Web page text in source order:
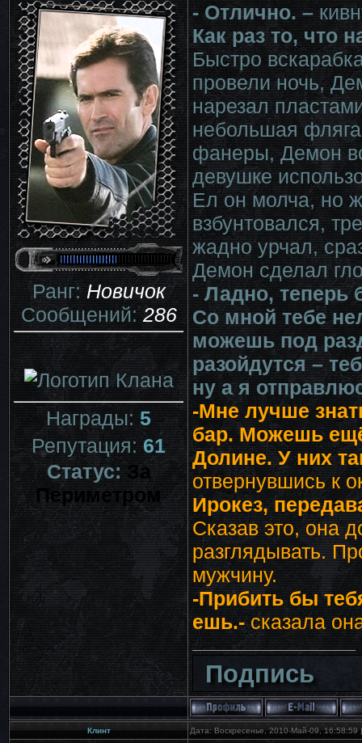
Ранг:Новичок
Сообщений:286
Награды:5
Репутация:61
Статус:За
Периметром
- Отлично. –
Как раз то, что
Быстро
провели ночь,
нарезал
небольшая
фанеры, Демон
девушке
Ел он молча, но
взбунтовался,
жадно урчал,
Демон сделал
- Ладно, теперь
Со мной тебе
можешь под
разойдутся –
ну а я
-Мне лучше
бар. Можешь
Долине. У них
отвернувшись к
Ирокез,
Сказав это, она
разглядывать.
мужчину.
-Прибить бы
ешь.-сказала
Подпись
Клинт Дата: Воскресенье, 2010-Май-09,